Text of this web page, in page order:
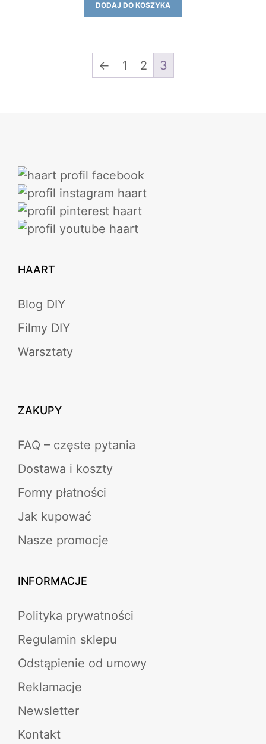
DODAJ DO KOSZYKA
← 1 2 3
HAART
Blog DIY
Filmy DIY
Warsztaty
ZAKUPY
FAQ – częste pytania
Dostawa i koszty
Formy płatności
Jak kupować
Nasze promocje
INFORMACJE
Polityka prywatności
Regulamin sklepu
Odstąpienie od umowy
Reklamacje
Newsletter
Kontakt